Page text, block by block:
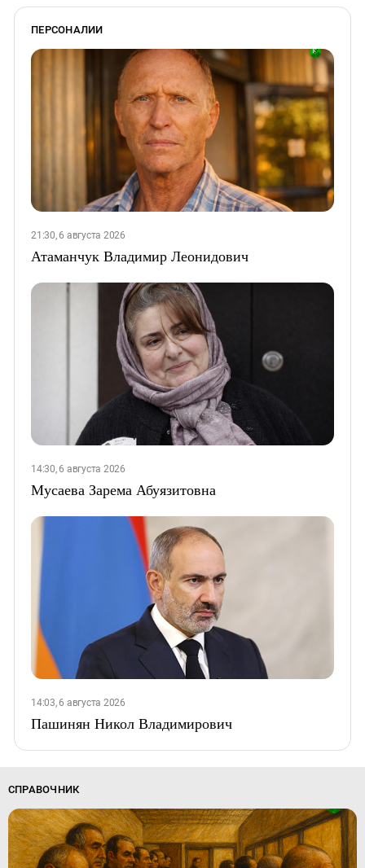
ПЕРСОНАЛИИ
21:30, 6 августа 2026
Атаманчук Владимир Леонидович
14:30, 6 августа 2026
Мусаева Зарема Абуязитовна
14:03, 6 августа 2026
Пашинян Никол Владимирович
СПРАВОЧНИК